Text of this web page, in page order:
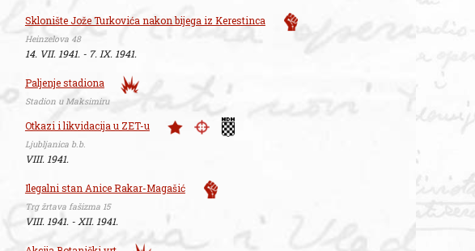
Sklonište Jože Turkovića nakon bijega iz Kerestinca
Heinzelova 48
14. VII. 1941. - 7. IX. 1941.
Paljenje stadiona
Stadion u Maksimiru
Otkazi i likvidacija u ZET-u
Ljubljanica b.b.
VIII. 1941.
Ilegalni stan Anice Rakar-Magašić
Trg žrtava fašizma 15
VIII. 1941. - XII. 1941.